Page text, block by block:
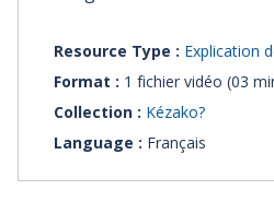
Resource Type : Explication
Format : 1 fichier vidéo (03
Collection : Kézako?
Language : Français